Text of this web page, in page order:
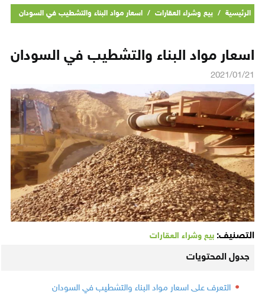
الرئيسية / بيع وشراء العقارات / اسعار مواد البناء والتشطيب في السودان
اسعار مواد البناء والتشطيب في السودان
2021/01/21
التصنيف: بيع وشراء العقارات
جدول المحتويات
التعرف على اسعار مواد البناء والتشطيب في السودان